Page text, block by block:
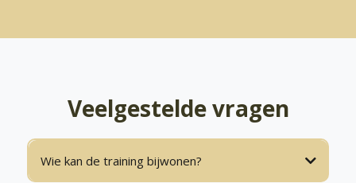
Veelgestelde vragen
Wie kan de training bijwonen?